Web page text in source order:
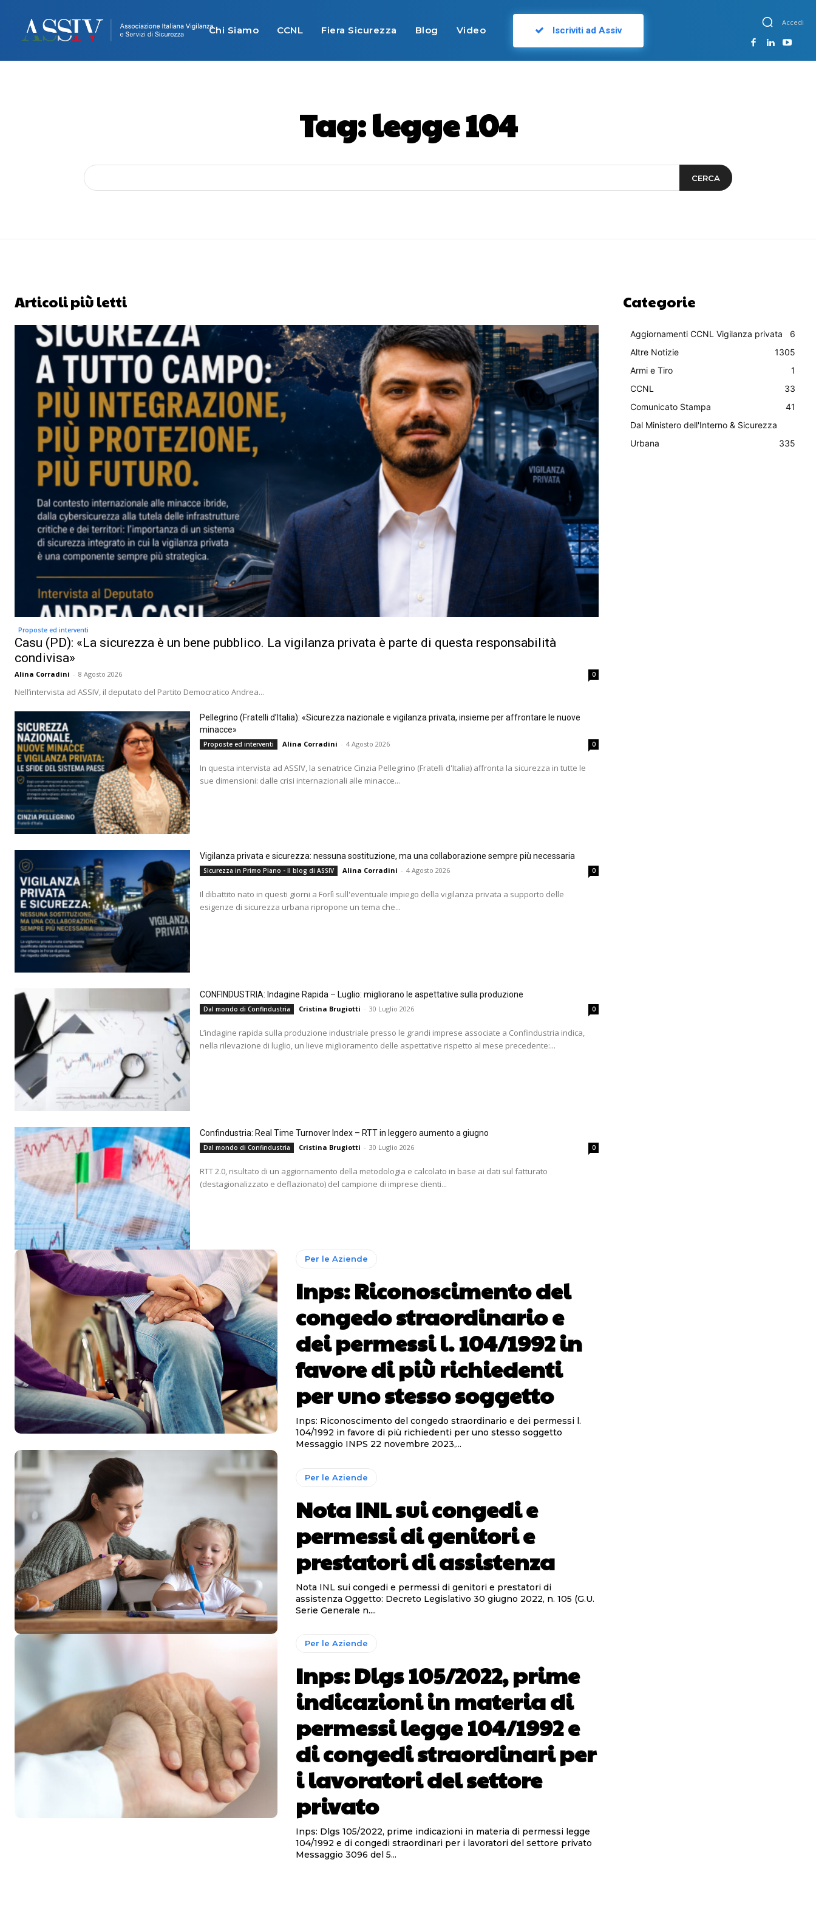
Chi Siamo CCNL Fiera Sicurezza Blog Video Iscriviti ad Assiv
Accedi
Tag:legge 104
CERCA
Articoli più letti
Proposte ed interventi
Casu (PD): «La sicurezza è un bene pubblico. La vigilanza privata è parte di questa responsabilità
condivisa»
Alina Corradini - 8 Agosto 2026 0
Nell’intervista ad ASSIV, il deputato del Partito Democratico Andrea...
Pellegrino (Fratelli d’Italia): «Sicurezza nazionale e vigilanza privata, insieme per affrontare le nuove
minacce»
Proposte ed interventi Alina Corradini - 4 Agosto 2026 0
In questa intervista ad ASSIV, la senatrice Cinzia Pellegrino (Fratelli d'Italia) affronta la sicurezza in tutte le
sue dimensioni: dalle crisi internazionali alle minacce...
Vigilanza privata e sicurezza: nessuna sostituzione, ma una collaborazione sempre più necessaria
Sicurezza in Primo Piano - Il blog di ASSIV Alina Corradini - 4 Agosto 2026 0
Il dibattito nato in questi giorni a Forlì sull'eventuale impiego della vigilanza privata a supporto delle
esigenze di sicurezza urbana ripropone un tema che...
CONFINDUSTRIA: Indagine Rapida – Luglio: migliorano le aspettative sulla produzione
Dal mondo di Confindustria Cristina Brugiotti - 30 Luglio 2026 0
L’indagine rapida sulla produzione industriale presso le grandi imprese associate a Confindustria indica,
nella rilevazione di luglio, un lieve miglioramento delle aspettative rispetto al mese precedente:...
Confindustria: Real Time Turnover Index – RTT in leggero aumento a giugno
Dal mondo di Confindustria Cristina Brugiotti - 30 Luglio 2026 0
RTT 2.0, risultato di un aggiornamento della metodologia e calcolato in base ai dati sul fatturato
(destagionalizzato e deflazionato) del campione di imprese clienti...
Per le Aziende
Inps: Riconoscimento del
congedo straordinario e
dei permessi l. 104/1992 in
favore di più richiedenti
per uno stesso soggetto
Inps: Riconoscimento del congedo straordinario e dei permessi l.
104/1992 in favore di più richiedenti per uno stesso soggetto
Messaggio INPS 22 novembre 2023,...
Per le Aziende
Nota INL sui congedi e
permessi di genitori e
prestatori di assistenza
Nota INL sui congedi e permessi di genitori e prestatori di
assistenza Oggetto: Decreto Legislativo 30 giugno 2022, n. 105 (G.U.
Serie Generale n....
Per le Aziende
Inps: Dlgs 105/2022, prime
indicazioni in materia di
permessi legge 104/1992 e
di congedi straordinari per
i lavoratori del settore
privato
Inps: Dlgs 105/2022, prime indicazioni in materia di permessi legge
104/1992 e di congedi straordinari per i lavoratori del settore privato
Messaggio 3096 del 5...
Categorie
Aggiornamenti CCNL Vigilanza privata
6
Altre Notizie
1305
Armi e Tiro
1
CCNL
33
Comunicato Stampa
41
Dal Ministero dell'Interno & Sicurezza
Urbana
335